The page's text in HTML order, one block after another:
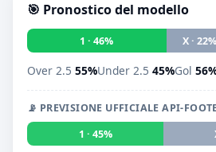
🎯 Pronostico del modello
1 · 46% X · 22%
Over 2.5 55%Under 2.5 45%Gol
📡 PREVISIONE UFFICIALE API-
1 · 45%